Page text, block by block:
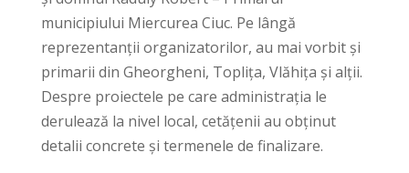
municipiului Miercurea Ciuc. Pe lângă
reprezentanții organizatorilor, au mai vorbit și
primarii din Gheorgheni, Toplița, Vlăhița și alții.
Despre proiectele pe care administrația le
derulează la nivel local, cetățenii au obținut
detalii concrete și termenele de finalizare.